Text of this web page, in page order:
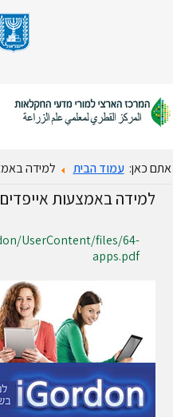
כאן:עמוד הבית למידה
למידה באמצעות אייפדים
UserContent/files/64-
apps.pdf